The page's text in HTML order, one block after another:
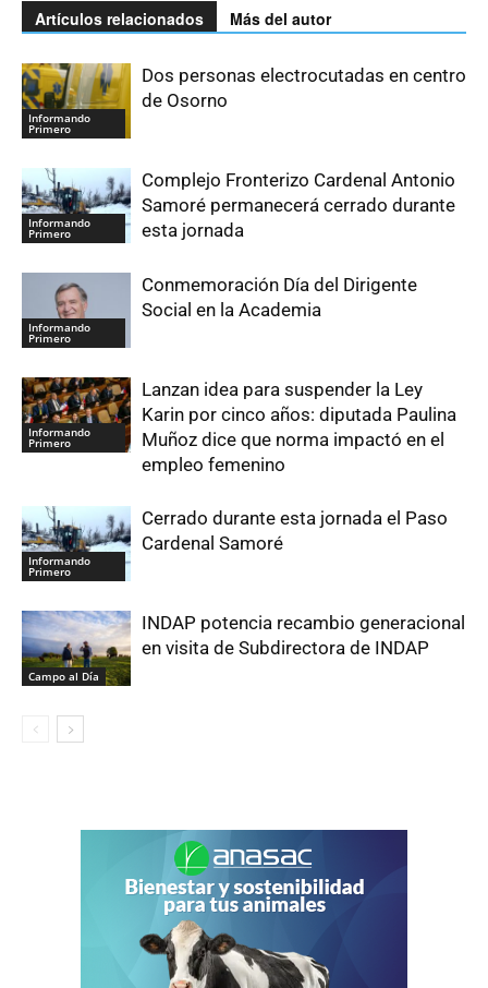
Artículos relacionados Más del autor
Informando
Primero
Dos personas electrocutadas en centro
de Osorno
Informando
Primero
Complejo Fronterizo Cardenal Antonio
Samoré permanecerá cerrado durante
esta jornada
Informando
Primero
Conmemoración Día del Dirigente
Social en la Academia
Informando
Primero
Lanzan idea para suspender la Ley
Karin por cinco años: diputada Paulina
Muñoz dice que norma impactó en el
empleo femenino
Informando
Primero
Cerrado durante esta jornada el Paso
Cardenal Samoré
Campo al Día
INDAP potencia recambio generacional
en visita de Subdirectora de INDAP